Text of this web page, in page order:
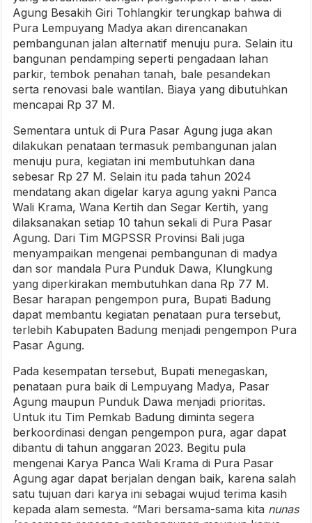
Agung Besakih Giri Tohlangkir terungkap bahwa di
Pura Lempuyang Madya akan direncanakan
pembangunan jalan alternatif menuju pura. Selain itu
bangunan pendamping seperti pengadaan lahan
parkir, tembok penahan tanah, bale pesandekan
serta renovasi bale wantilan. Biaya yang dibutuhkan
mencapai Rp 37 M.
Sementara untuk di Pura Pasar Agung juga akan
dilakukan penataan termasuk pembangunan jalan
menuju pura, kegiatan ini membutuhkan dana
sebesar Rp 27 M. Selain itu pada tahun 2024
mendatang akan digelar karya agung yakni Panca
Wali Krama, Wana Kertih dan Segar Kertih, yang
dilaksanakan setiap 10 tahun sekali di Pura Pasar
Agung. Dari Tim MGPSSR Provinsi Bali juga
menyampaikan mengenai pembangunan di madya
dan sor mandala Pura Punduk Dawa, Klungkung
yang diperkirakan membutuhkan dana Rp 77 M.
Besar harapan pengempon pura, Bupati Badung
dapat membantu kegiatan penataan pura tersebut,
terlebih Kabupaten Badung menjadi pengempon Pura
Pasar Agung.
Pada kesempatan tersebut, Bupati menegaskan,
penataan pura baik di Lempuyang Madya, Pasar
Agung maupun Punduk Dawa menjadi prioritas.
Untuk itu Tim Pemkab Badung diminta segera
berkoordinasi dengan pengempon pura, agar dapat
dibantu di tahun anggaran 2023. Begitu pula
mengenai Karya Panca Wali Krama di Pura Pasar
Agung agar dapat berjalan dengan baik, karena salah
satu tujuan dari karya ini sebagai wujud terima kasih
kepada alam semesta. “Mari bersama-sama kita nunas